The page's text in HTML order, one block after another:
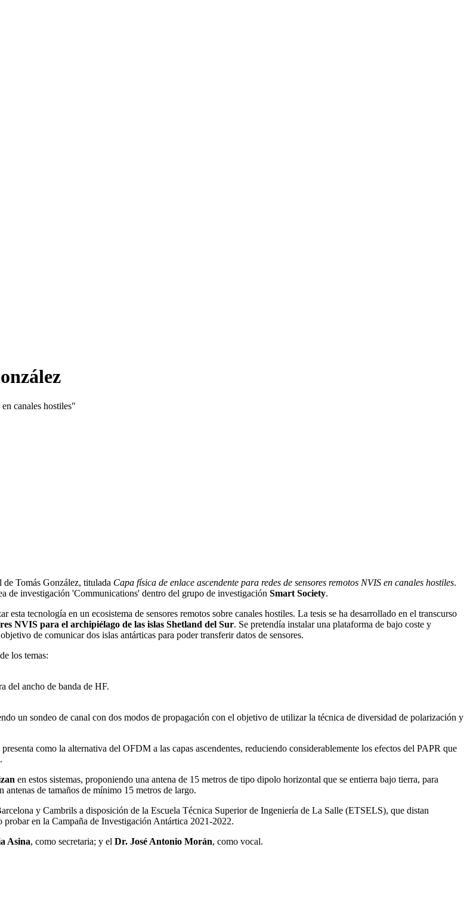
canales hostiles"
de Tomás González, titulada Capa física de enlace ascendente para redes de sensores remotos NVIS en canales hostiles.
de investigación 'Communications' dentro del grupo de investigación Smart Society.
tecnología en un ecosistema de sensores remotos sobre canales hostiles. La tesis se ha desarrollado en el transcurso
NVIS para el archipiélago de las islas Shetland del Sur. Se pretendía instalar una plataforma de bajo coste y
de comunicar dos islas antárticas para poder transferir datos de sensores.
los temas:
del ancho de banda de HF.
un sondeo de canal con dos modos de propagación con el objetivo de utilizar la técnica de diversidad de polarización y
como la alternativa del OFDM a las capas ascendentes, reduciendo considerablemente los efectos del PAPR que
en estos sistemas, proponiendo una antena de 15 metros de tipo dipolo horizontal que se entierra bajo tierra, para
de tamaños de mínimo 15 metros de largo.
y Cambrils a disposición de la Escuela Técnica Superior de Ingeniería de La Salle (ETSELS), que distan
en la Campaña de Investigación Antártica 2021-2022.
Asina, como secretaria; y el Dr. José Antonio Morán, como vocal.